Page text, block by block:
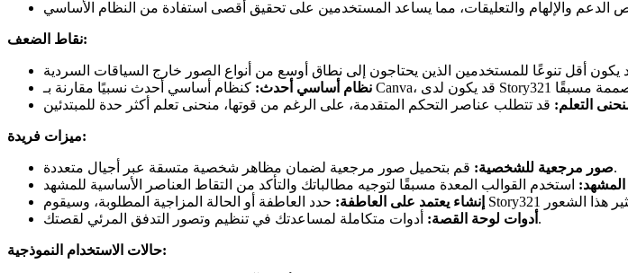
نقاط الضعف:
نظام أساسي أحدث:
التعلم:
ميزات فريدة:
صور مرجعية للشخصية:قم بتحميل صور مرجعية لضمان مظاهر شخصية متسقة عبر أجيال متعددة.
إنشاء يعتمد على العاطفة:
أدوات لوحة القصة: أدوات متكاملة لمساعدتك في تنظيم وتصور التدفق المرئي لقصتك.
حالات الاستخدام النموذجية: